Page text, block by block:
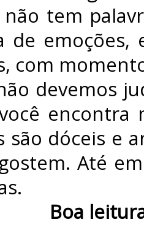
tem
de
com
devemos
encontra
são dóceis e
Até
Boa